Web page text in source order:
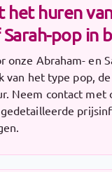
het huren
pop in
onze Abraham- en
van het type pop,
Neem contact met